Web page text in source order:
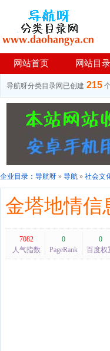
网站首页 网站目录
导航呀分类目录网已创建 215
企业目录： 导航呀 » 导航 » 社会文
金塔地情信
7082
人气指数
0
PageRank
0
百度权